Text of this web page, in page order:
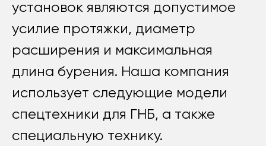
установок являются допустимое
усилие протяжки, диаметр
расширения и максимальная
длина бурения. Наша компания
использует следующие модели
спецтехники для ГНБ, а также
специальную технику.